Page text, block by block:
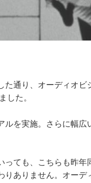
た通り、オーディオ
した。
ルを実施。さらに幅
っても、こちらも昨
りありません。オー